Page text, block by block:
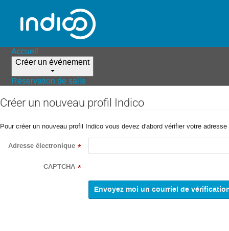
Accueil
Créer un événement
Réservation de salle
Créer un nouveau profil Indico
Pour créer un nouveau profil Indico vous devez d'abord vérifier votre
Adresse électronique *
CAPTCHA *